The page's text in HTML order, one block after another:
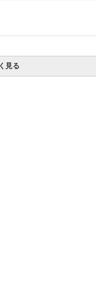
見る